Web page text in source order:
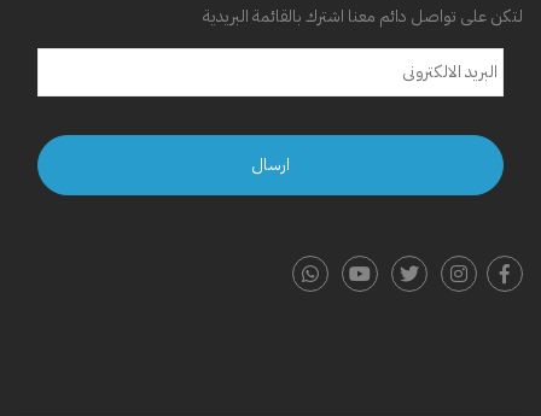
لتكن على تواصل دائم معنا اشترك بالقائمة البريدية